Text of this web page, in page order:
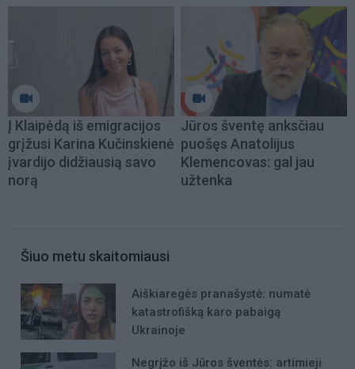
Į Klaipėdą iš emigracijos
grįžusi Karina Kučinskienė
įvardijo didžiausią savo
norą
Jūros šventę anksčiau
puošęs Anatolijus
Klemencovas: gal jau
užtenka
Šiuo metu skaitomiausi
Aiškiaregės pranašystė: numatė
katastrofišką karo pabaigą
Ukrainoje
Negrįžo iš Jūros šventės: artimieji